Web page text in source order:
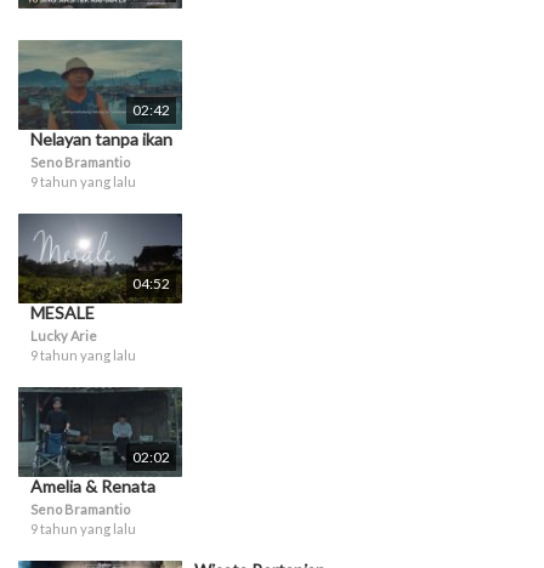
02:42
Nelayan tanpa ikan
Seno Bramantio
9 tahun yang lalu
04:52
MESALE
Lucky Arie
9 tahun yang lalu
02:02
Amelia & Renata
Seno Bramantio
9 tahun yang lalu